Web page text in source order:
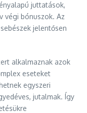
juttatások,
végi bónuszok. Az
jelentősen
alkalmaznak azok
eseteket
egyszeri
jutalmak. Így